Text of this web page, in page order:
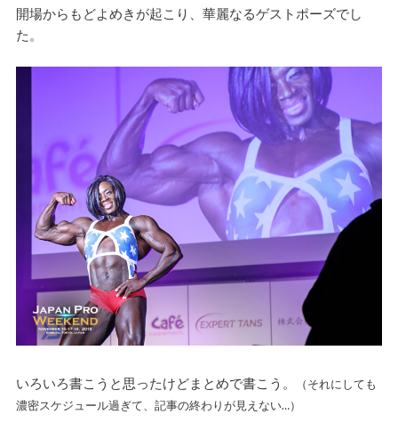
開場からもどよめきが起こり、華麗なるゲストポーズでし
た。
いろいろ書こうと思ったけどまとめで書こう。
（それにしても
濃密スケジュール過ぎて、記事の終わりが見えない…）